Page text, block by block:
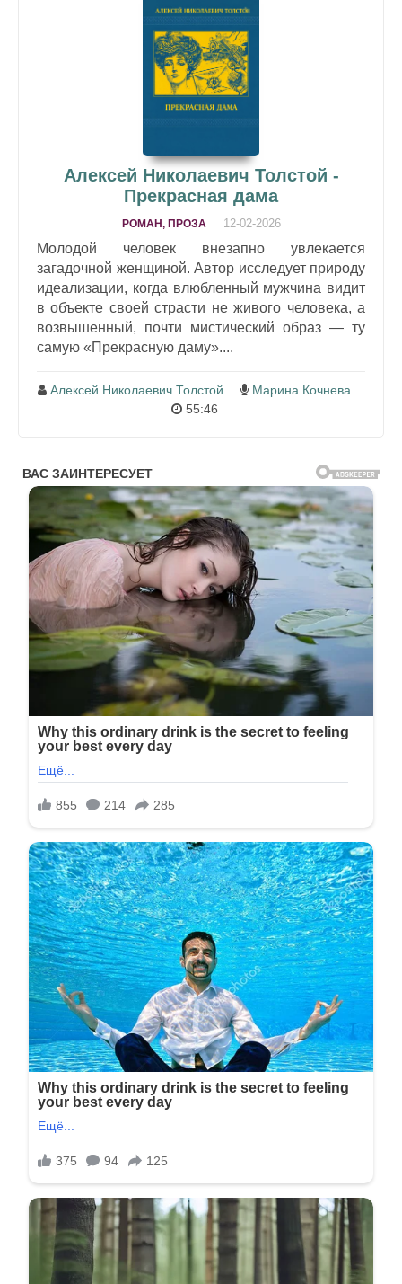
Алексей Николаевич Толстой -
Прекрасная дама
РОМАН, ПРОЗА 12-02-2026
Молодой человек внезапно увлекается
загадочной женщиной. Автор исследует природу
идеализации, когда влюбленный мужчина видит
в объекте своей страсти не живого человека, а
возвышенный, почти мистический образ — ту
самую «Прекрасную даму»....
Алексей Николаевич Толстой
Марина Кочнева
55:46